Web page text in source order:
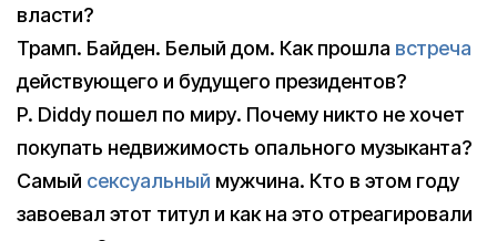
власти?
Трамп. Байден. Белый дом. Как прошла встреча
действующего и будущего президентов?
P. Diddy пошел по миру. Почему никто не хочет
покупать недвижимость опального музыканта?
Самый сексуальный мужчина. Кто в этом году
завоевал этот титул и как на это отреагировали